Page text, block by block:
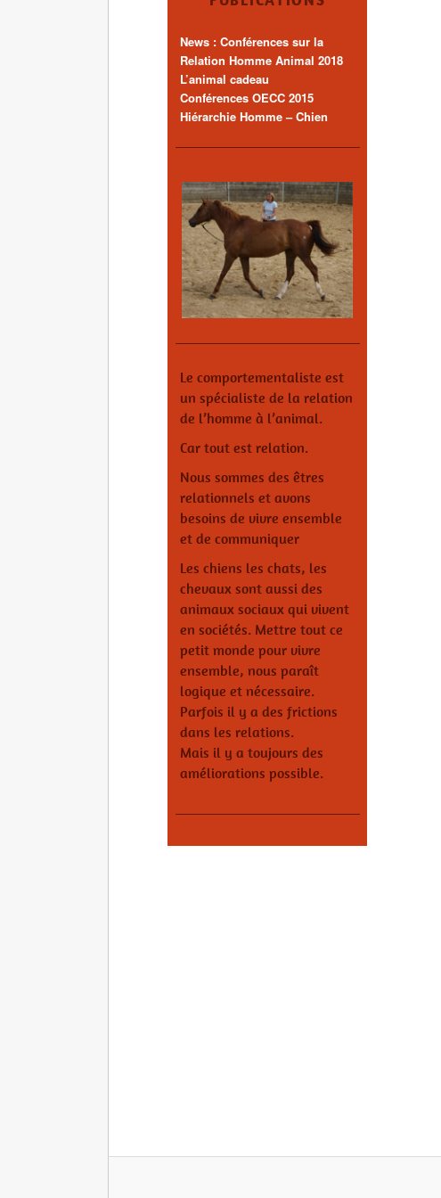
News : Conférences sur la
Relation Homme Animal 2018
L’animal cadeau
Conférences OECC 2015
Hiérarchie Homme – Chien
Le comportementaliste est
un spécialiste de la relation
de l’homme à l’animal.
Car tout est relation.
Nous sommes des êtres
relationnels et avons
besoins de vivre ensemble
et de communiquer
Les chiens les chats, les
chevaux sont aussi des
animaux sociaux qui vivent
en sociétés. Mettre tout ce
petit monde pour vivre
ensemble, nous paraît
logique et nécessaire.
Parfois il y a des frictions
dans les relations.
Mais il y a toujours des
améliorations possible.